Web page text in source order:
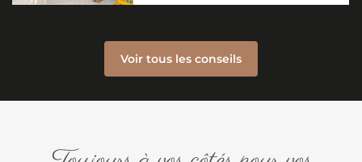
Voir tous les conseils